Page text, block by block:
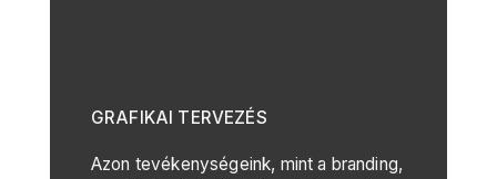
GRAFIKAI TERVEZÉS
Azon tevékenységeink, mint a branding,